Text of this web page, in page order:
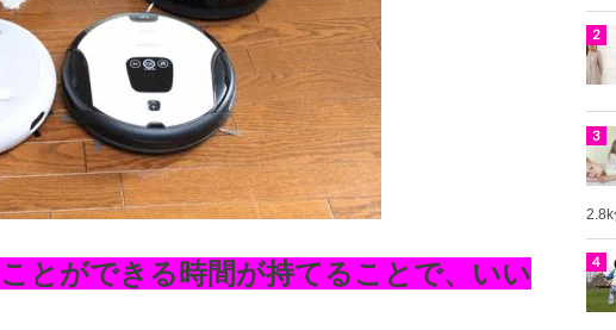
とができる時間が持てることで、いい
2.8k